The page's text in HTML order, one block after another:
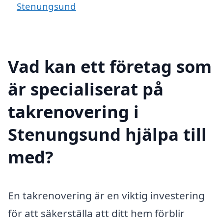
Stenungsund
Vad kan ett företag som
är specialiserat på
takrenovering i
Stenungsund hjälpa till
med?
En takrenovering är en viktig investering
för att säkerställa att ditt hem förblir